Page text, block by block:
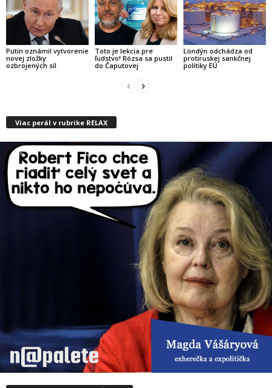
Putin oznámil vytvorenie
novej zložky
ozbrojených síl
Toto je lekcia pre
ľudstvo! Rózsa sa pustil
do Čaputovej
Londýn odchádza od
protiruskej sankčnej
politiky EÚ
Viac perál v rubrike RELAX